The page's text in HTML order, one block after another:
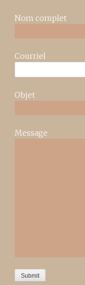
Nom complet
Courriel
Objet
Message